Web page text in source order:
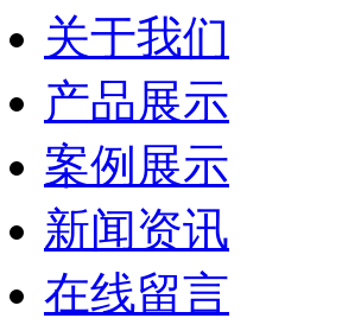
关于我们
产品展示
案例展示
新闻资讯
在线留言